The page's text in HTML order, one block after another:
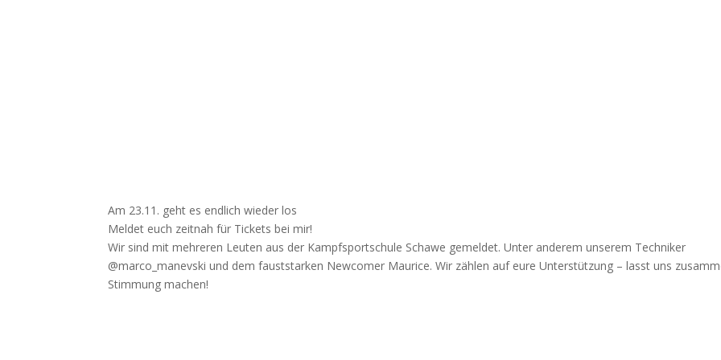
Am 23.11. geht es endlich wieder los
Meldet euch zeitnah für Tickets bei mir!
Wir sind mit mehreren Leuten aus der Kampfsportschule Schawe gemeldet. Unter anderem unserem Techniker
@marco_manevski und dem fauststarken Newcomer Maurice. Wir zählen auf eure Unterstützung – lasst uns
Stimmung machen!